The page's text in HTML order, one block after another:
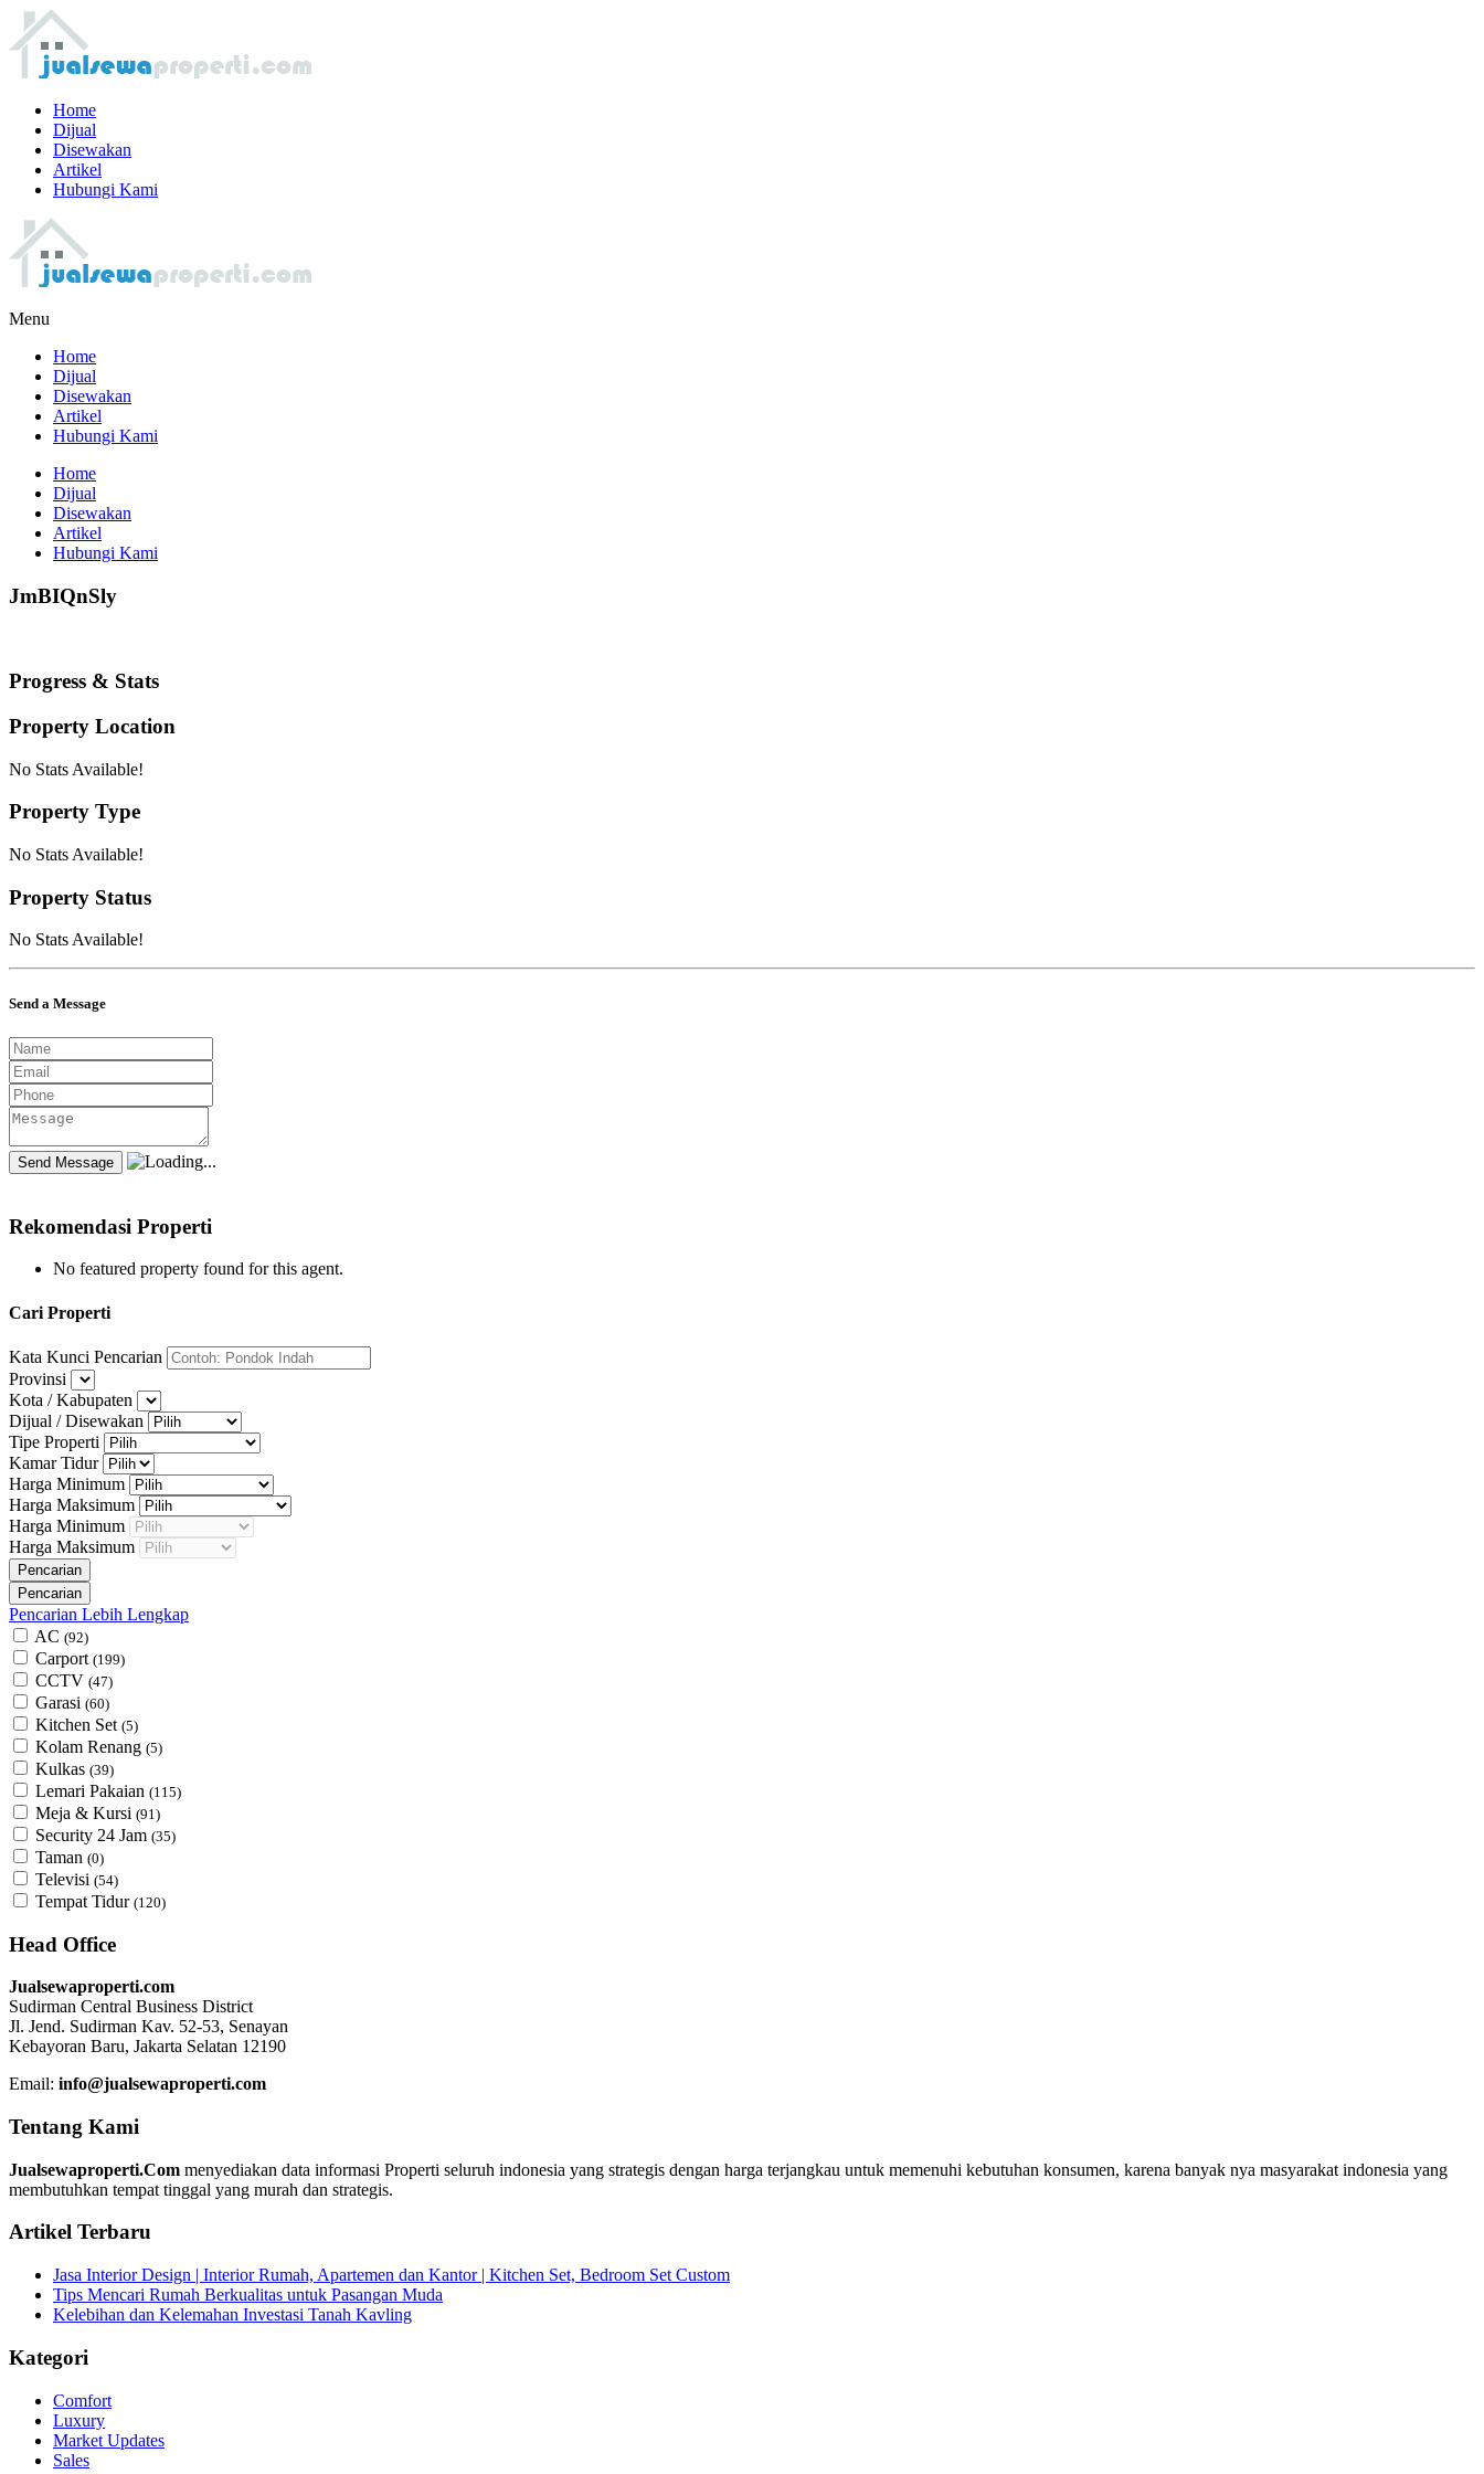
Home
Dijual
Disewakan
Artikel
Hubungi Kami
Menu
Home
Dijual
Disewakan
Artikel
Hubungi Kami
Home
Dijual
Disewakan
Artikel
Hubungi Kami
JmBIQnSly
Progress & Stats
Property Location
No Stats Available!
Property Type
No Stats Available!
Property Status
No Stats Available!
Send a Message
Rekomendasi Properti
No featured property found for this agent.
Cari Properti
Kata Kunci Pencarian
Provinsi
Kota / Kabupaten
Dijual / Disewakan
Tipe Properti
Kamar Tidur
Harga Minimum
Harga Maksimum
Harga Minimum
Harga Maksimum
Pencarian Lebih Lengkap
AC (92)
Carport (199)
CCTV (47)
Garasi (60)
Kitchen Set (5)
Kolam Renang (5)
Kulkas (39)
Lemari Pakaian (115)
Meja & Kursi (91)
Security 24 Jam (35)
Taman (0)
Televisi (54)
Tempat Tidur (120)
Head Office
Jualsewaproperti.com
Sudirman Central Business District
Jl. Jend. Sudirman Kav. 52-53, Senayan
Kebayoran Baru, Jakarta Selatan 12190
Email: info@jualsewaproperti.com
Tentang Kami
Jualsewaproperti.Com menyediakan data informasi Properti seluruh indonesia yang strategis dengan harga terjangkau untuk memenuhi kebutuhan konsumen, karena banyak nya masyarakat indonesia yang
membutuhkan tempat tinggal yang murah dan strategis.
Artikel Terbaru
Jasa Interior Design | Interior Rumah, Apartemen dan Kantor | Kitchen Set, Bedroom Set Custom
Tips Mencari Rumah Berkualitas untuk Pasangan Muda
Kelebihan dan Kelemahan Investasi Tanah Kavling
Kategori
Comfort
Luxury
Market Updates
Sales